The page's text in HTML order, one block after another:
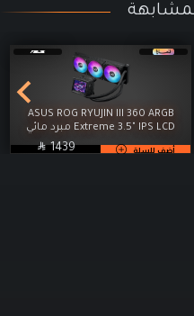
ASUS ROG RYUJIN III 360 ARGB
Extreme 3.5" IPS LCD مبرد مائي
أضف للسلة  SAR
1439